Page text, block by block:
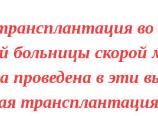
во
больницы скорой
проведена в эти